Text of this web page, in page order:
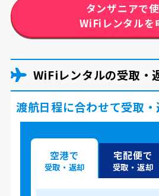
タンザニアで
WiFiレンタルを
WiFiレンタルの受取・
渡航日程に合わせて受取
空港で
受取・返却
宅配便で
受取・返却